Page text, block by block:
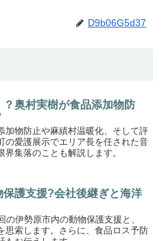
D9b06G5d37
奥村実樹が食品添加物防
加物防止や麻績村温暖化、そして評
の愛護展示でエリア長を任された音
集落のことも解説します。
護支援?会社後継ぎと海洋
伊勢原市内の動物保護支援と、
思索します。さらに、食品ロス予防